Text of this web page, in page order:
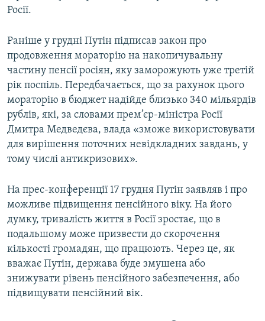
Усі сайти RFE/RL
Росії.
Раніше у грудні Путін підписав закон про
продовження мораторію на накопичувальну
частину пенсії росіян, яку заморожують уже третій
рік поспіль. Передбачається, що за рахунок цього
мораторію в бюджет надійде близько 340 мільярдів
рублів, які, за словами прем’єр-міністра Росії
Дмитра Медведєва, влада «зможе використовувати
для вирішення поточних невідкладних завдань, у
тому числі антикризових».
На прес-конференції 17 грудня Путін заявляв і про
можливе підвищення пенсійного віку. На його
думку, тривалість життя в Росії зростає, що в
подальшому може призвести до скорочення
кількості громадян, що працюють. Через це, як
вважає Путін, держава буде змушена або
знижувати рівень пенсійного забезпечення, або
підвищувати пенсійний вік.